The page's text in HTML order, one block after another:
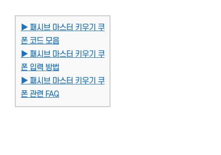
▶ 패시브 마스터 키우기 쿠
폰 코드 모음
▶ 패시브 마스터 키우기 쿠
폰 입력 방법
▶ 패시브 마스터 키우기 쿠
폰 관련 FAQ